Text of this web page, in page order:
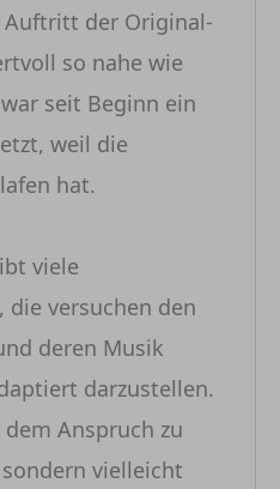
Auftritt der Original-
so nahe wie
seit Beginn ein
weil die
hat.
viele
versuchen den
deren Musik
darzustellen.
Anspruch zu
vielleicht